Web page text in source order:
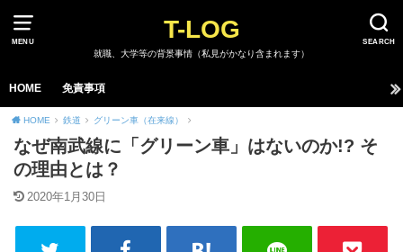
MENU SEARCH
T-LOG
就職、大学等の背景事情（私見がかなり含まれます）
HOME 免責事項
HOME 鉄道 グリーン車（在来線）
なぜ南武線に「グリーン車」はないのか!? そ
の理由とは？
2020年1月30日